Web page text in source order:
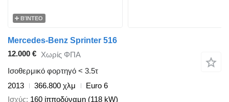
ΒΊΝΤΕΟ
Mercedes-Benz Sprinter 516
12.000 € Χωρίς ΦΠΑ
Ισοθερμικό φορτηγό < 3.5τ
2013
366.800 χλμ
Euro 6
Ισχύς 160 ίπποδύναμη (118 kW)